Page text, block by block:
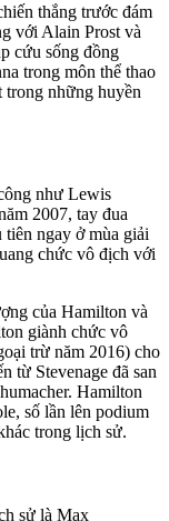
thắng trước đám
với Alain Prost và
cứu sống đồng
trong môn thể thao
những huyền
như Lewis
2007, tay đua
ngay ở mùa giải
chức vô địch với
của Hamilton và
giành chức vô
trừ năm 2016) cho
từ Stevenage đã san
Hamilton
số lần lên podium
trong lịch sử.
sử là Max